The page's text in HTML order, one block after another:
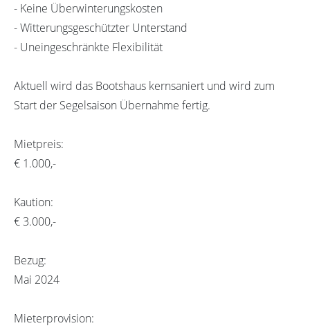
- Keine Überwinterungskosten
- Witterungsgeschützter Unterstand
- Uneingeschränkte Flexibilität
Aktuell wird das Bootshaus kernsaniert und wird zum
Start der Segelsaison Übernahme fertig.
Mietpreis:
€ 1.000,-
Kaution:
€ 3.000,-
Bezug:
Mai 2024
Mieterprovision: